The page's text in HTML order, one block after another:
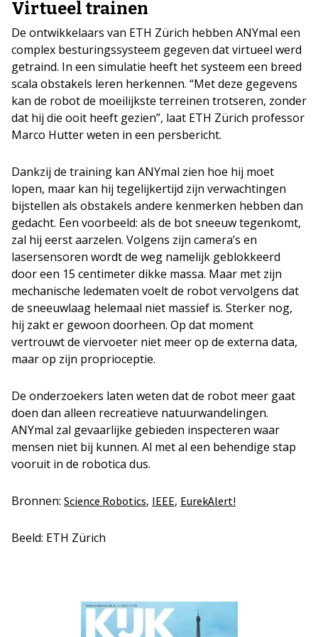
Virtueel trainen
De ontwikkelaars van ETH Zürich hebben ANYmal een
complex besturingssysteem gegeven dat virtueel werd
getraind. In een simulatie heeft het systeem een breed
scala obstakels leren herkennen. “Met deze gegevens
kan de robot de moeilijkste terreinen trotseren, zonder
dat hij die ooit heeft gezien”, laat ETH Zürich professor
Marco Hutter weten in een persbericht.
Dankzij de training kan ANYmal zien hoe hij moet
lopen, maar kan hij tegelijkertijd zijn verwachtingen
bijstellen als obstakels andere kenmerken hebben dan
gedacht. Een voorbeeld: als de bot sneeuw tegenkomt,
zal hij eerst aarzelen. Volgens zijn camera’s en
lasersensoren wordt de weg namelijk geblokkeerd
door een 15 centimeter dikke massa. Maar met zijn
mechanische ledematen voelt de robot vervolgens dat
de sneeuwlaag helemaal niet massief is. Sterker nog,
hij zakt er gewoon doorheen. Op dat moment
vertrouwt de viervoeter niet meer op de externa data,
maar op zijn proprioceptie.
De onderzoekers laten weten dat de robot meer gaat
doen dan alleen recreatieve natuurwandelingen.
ANYmal zal gevaarlijke gebieden inspecteren waar
mensen niet bij kunnen. Al met al een behendige stap
vooruit in de robotica dus.
Bronnen: Science Robotics, IEEE, EurekAlert!
Beeld: ETH Zürich